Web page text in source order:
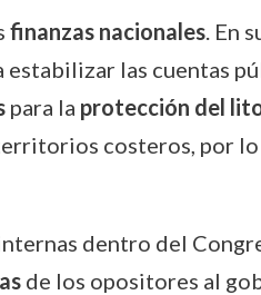
finanzas nacionales. En
las cuentas
para la protección del
costeros, por
dentro del
de los opositores al